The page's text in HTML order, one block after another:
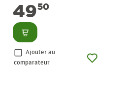
WARMTECH
4950
Consulter
Ajouter au
comparateur